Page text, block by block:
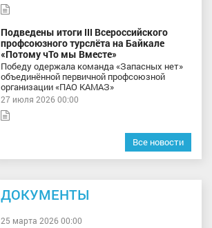
Подведены итоги III Всероссийского
профсоюзного турслёта на Байкале
«Потому чТо мы Вместе»
Победу одержала команда «Запасных нет»
объединённой первичной профсоюзной
организации «ПАО КАМАЗ»
27 июля 2026 00:00
Все новости
ДОКУМЕНТЫ
25 марта 2026 00:00